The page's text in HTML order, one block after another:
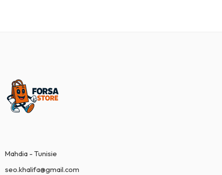
Mahdia - Tunisie
seo.khalifa@gmail.com